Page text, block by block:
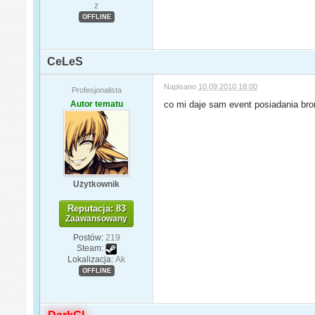
z
OFFLINE
CeLeS
Profesjonalista
Autor tematu
Użytkownik
Reputacja: 83
Zaawansowany
Postów: 219
Steam:
Lokalizacja: Ak
OFFLINE
Napisano 10.09.2010 18:00
co mi daje sam event posiadania